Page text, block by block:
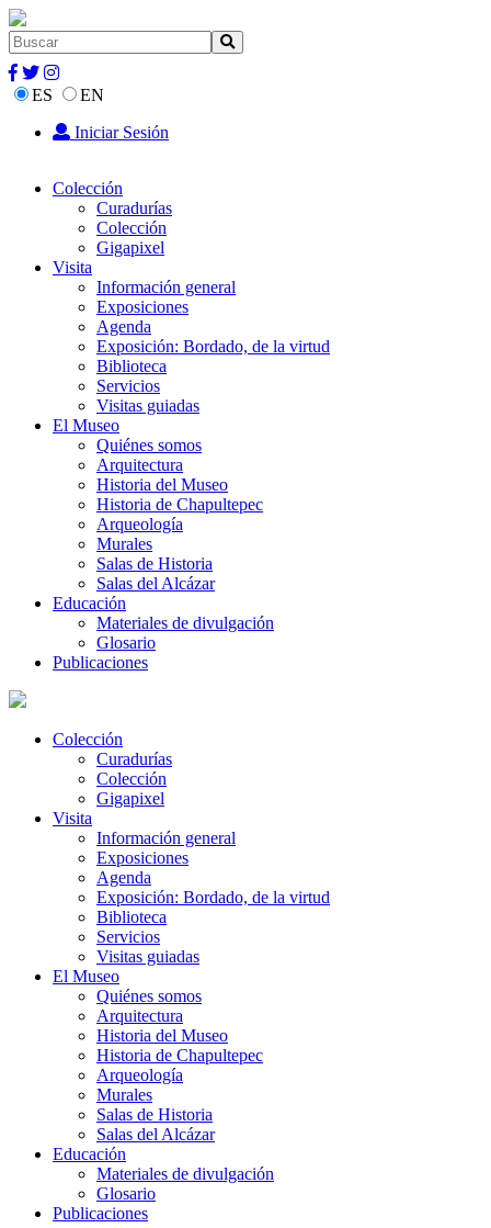
ES
EN
Iniciar Sesión
Colección
Curadurías
Colección
Gigapixel
Visita
Información general
Exposiciones
Agenda
Exposición: Bordado, de la virtud
Biblioteca
Servicios
Visitas guiadas
El Museo
Quiénes somos
Arquitectura
Historia del Museo
Historia de Chapultepec
Arqueología
Murales
Salas de Historia
Salas del Alcázar
Educación
Materiales de divulgación
Glosario
Publicaciones
Colección
Curadurías
Colección
Gigapixel
Visita
Información general
Exposiciones
Agenda
Exposición: Bordado, de la virtud
Biblioteca
Servicios
Visitas guiadas
El Museo
Quiénes somos
Arquitectura
Historia del Museo
Historia de Chapultepec
Arqueología
Murales
Salas de Historia
Salas del Alcázar
Educación
Materiales de divulgación
Glosario
Publicaciones